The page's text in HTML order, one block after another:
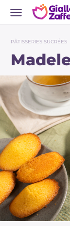
PÂTISSERIES SUCRÉES